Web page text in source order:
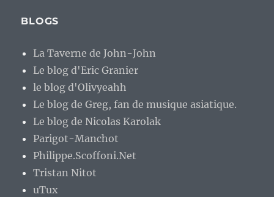
BLOGS
La Taverne de John-John
Le blog d'Eric Granier
le blog d'Olivyeahh
Le blog de Greg, fan de musique asiatique.
Le blog de Nicolas Karolak
Parigot-Manchot
Philippe.Scoffoni.Net
Tristan Nitot
uTux